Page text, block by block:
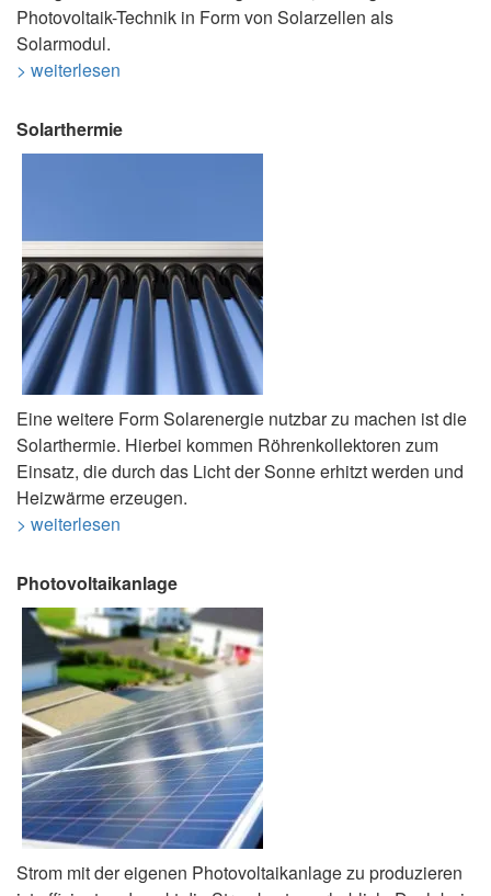
Photovoltaik-Technik in Form von Solarzellen als
Solarmodul.
> weiterlesen
Solarthermie
Eine weitere Form Solarenergie nutzbar zu machen ist die
Solarthermie. Hierbei kommen Röhrenkollektoren zum
Einsatz, die durch das Licht der Sonne erhitzt werden und
Heizwärme erzeugen.
> weiterlesen
Photovoltaikanlage
Strom mit der eigenen Photovoltaikanlage zu produzieren